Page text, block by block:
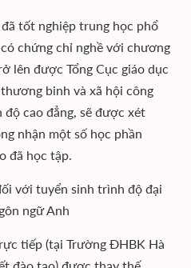
tốt nghiệp trung học phổ
chứng chỉ nghề với chương
lên được Tổng Cục giáo dục
binh và xã hội công
cao đẳng, sẽ được xét
nhận một số học phần
đã học tập.
với tuyển sinh trình độ đại
ngữ Anh
tiếp (tại Trường ĐHBK Hà